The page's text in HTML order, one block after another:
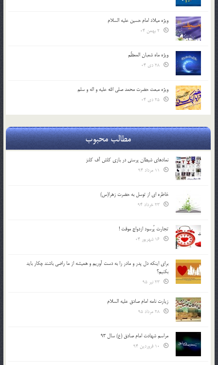
ویژه میلاد امام حسین علیه السلام
ویژه ماه شعبان المعظّم
ویژه مبعث حضرت محمد صلی الله علیه و اله و سلم
مطالب محبوب
نمادهای شیطان پرستی در بازی کلش آف کلنز
خاطره ای از توسل به حضرت زهرا(س)
تجارت پُرسود ازدواج موقت !
براي اينكه دل پدر و مادر را به دست آوريم و هميشه از ما راضي باشند چكار بايد
بكنيم؟
زیارت نامه امام صادق علیه السلام
مراسم شهادت امام صادق (ع) سال 93